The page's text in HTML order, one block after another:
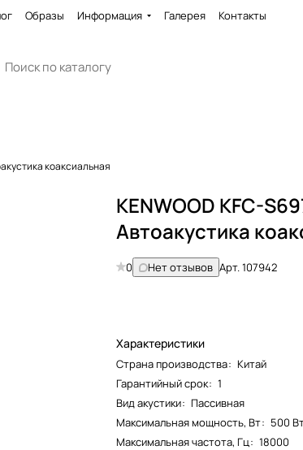
Образы Информация Галерея Контакты
коаксиальная
KENWOOD KFC-
Автоакустика
0 Нет отзывов Арт.107942
Характеристики
Страна производства: Китай
Гарантийный срок: 1
Вид акустики: Пассивная
Максимальная мощность, Вт: 500
Максимальная частота, Гц: 18000